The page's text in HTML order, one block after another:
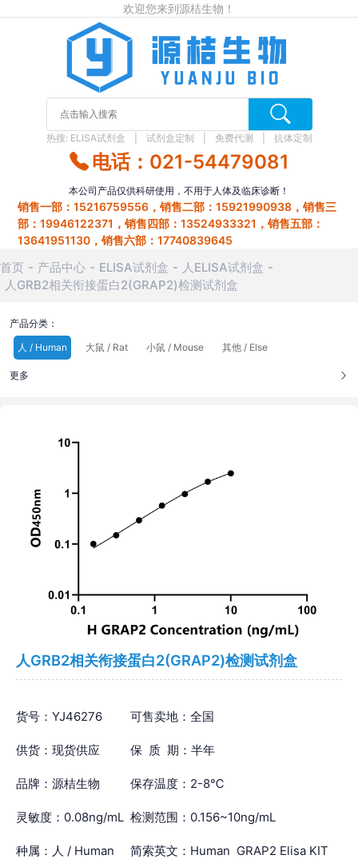
欢迎您来到源桔生物！
热搜: ELISA试剂盒 试剂盒定制 免费代测 抗体定制
电话：021-54479081
本公司产品仅供科研使用，不用于人体及临床诊断！
销售一部：15216759556，销售二部：15921990938，销售三
部：19946122371，销售四部：13524933321，销售五部：
13641951130，销售六部：17740839645
首页 产品中心 ELISA试剂盒
人ELISA试剂盒
人GRB2相关衔接蛋白2(GRAP2)检测试剂盒
产品分类：
人 / Human
大鼠 / Rat 小鼠 / Mouse 其他 / Else
更多
人GRB2相关衔接蛋白2(GRAP2)检测试剂盒
货号：YJ46276 可售卖地：全国
供货：现货供应 保 质 期：半年
品牌：源桔生物 保存温度：2-8℃
灵敏度：0.08ng/mL 检测范围：0.156~10ng/mL
种属：人 / Human 简索英文：Human GRAP2 Elisa KIT